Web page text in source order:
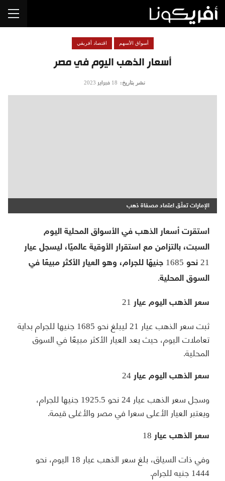
أسعار الذهب اليوم في مصر
أسواق الأسهم اقتصاد أفريقي
نشر بتاريخ: 18 فبراير 2023
الإمارات تعلّق اعتماد مصفاة ذهب
استقرت أسعار الذهب في الأسواق المحلية اليوم
السبت، بالتزامن مع استقرار الأوقية عالميًا، ليسجل عيار
21 نحو 1685 جنيهًا للجرام، وهو العيار الأكثر مبيعًا في
السوق المحلية.
سعر الذهب اليوم عيار 21
ثبت سعر الذهب عيار 21 ليبلغ نحو 1685 جنيها للجرام بداية
تعاملات اليوم، حيث يعد العيار الأكثر مبيعًا في السوق
المحلية.
سعر الذهب اليوم عيار 24
وسجل سعر الذهب عيار 24 نحو 1925.5 جنيها للجرام،
ويعتبر العيار الأعلى سعرا في مصر والأغلى قيمة.
سعر الذهب عيار 18
وفي ذات السياق، بلغ سعر الذهب عيار 18 اليوم، نحو
1444 جنيه للجرام.